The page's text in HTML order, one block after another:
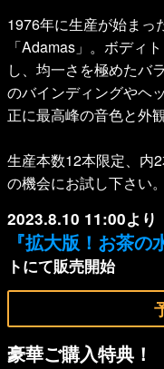
1976年に生産が始まっ
「Adamas」。ボディ
し、均一さを極めたバ
のバインディングやヘ
正に最高峰の音色と外
生産本数12本限定、内
の機会にお試し下さい。
2023.8.10 11:00より
『拡大版！お茶の
トにて販売開始
豪華ご購入特典！